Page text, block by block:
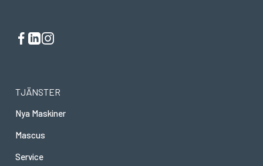
TJÄNSTER
Nya Maskiner
Mascus
Service